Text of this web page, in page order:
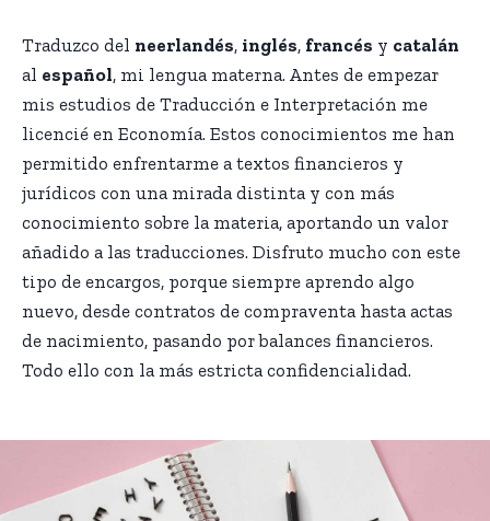
Traduzco del neerlandés, inglés, francés y catalán
al español, mi lengua materna. Antes de empezar
mis estudios de Traducción e Interpretación me
licencié en Economía. Estos conocimientos me han
permitido enfrentarme a textos financieros y
jurídicos con una mirada distinta y con más
conocimiento sobre la materia, aportando un valor
añadido a las traducciones. Disfruto mucho con este
tipo de encargos, porque siempre aprendo algo
nuevo, desde contratos de compraventa hasta actas
de nacimiento, pasando por balances financieros.
Todo ello con la más estricta confidencialidad.